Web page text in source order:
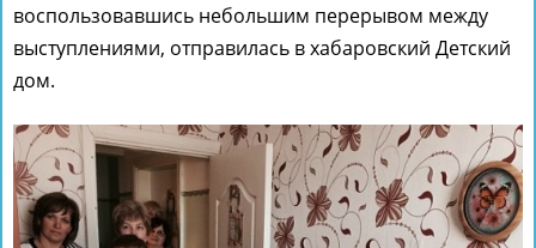
воспользовавшись небольшим перерывом между
выступлениями, отправилась в хабаровский Детский
дом.